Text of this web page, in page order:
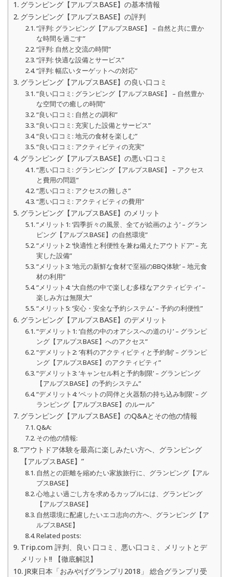
グランピング【アルプスBASE】の基本情報
グランピング【アルプスBASE】の評判
“評判: グランピング【アルプスBASE】 – 自然と共に豊か
な時間を過ごす”
“評判: 自然と交流の時間”
“評判: 快適な設備とサービス”
“評判: 幅広いターゲットへの対応”
グランピング【アルプスBASE】の良い口コミ
“良い口コミ: グランピング【アルプスBASE】 – 自然豊か
な空間での癒しの時間”
“良い口コミ: 自然との調和”
“良い口コミ: 充実した設備とサービス”
“良い口コミ: 地元の食材を楽しむ”
“良い口コミ: アクティビティの充実”
グランピング【アルプスBASE】の悪い口コミ
“悪い口コミ: グランピング【アルプスBASE】 – アクセス
と費用の問題”
“悪い口コミ: アクセスの難しさ”
“悪い口コミ: アクティビティの費用”
グランピング【アルプスBASE】のメリット
“メリット1: ‘四季折々の風景、全てが絵画のよう’ – グラン
ピング【アルプスBASE】の自然環境”
“メリット2: ‘快適性と利便性を兼ね備えたアウトドア’ – 充
実した設備”
“メリット3: ‘地元の新鮮な食材で至福のBBQ体験’ – 地元食
材の利用”
“メリット4: ‘大自然の中で楽しむ多様なアクティビティ’ –
楽しみ方は無限大”
“メリット5: ‘安心・安全な予約システム’ – 予約の利便性”
グランピング【アルプスBASE】のデメリット
“デメリット1: ‘自然の中のオアシスへの道のり’ – グランピ
ング【アルプスBASE】へのアクセス”
“デメリット2: ‘有料のアクティビティと予約制’ – グランピ
ング【アルプスBASE】のアクティビティ”
“デメリット3: ‘キャンセル料と予約制限’ – グランピング
【アルプスBASE】の予約システム”
“デメリット4: ‘ペットの同伴と火器類の持ち込み制限’ – グ
ランピング【アルプスBASE】のルール”
グランピング【アルプスBASE】のQ&Aとその他の情報
Q&A:
その他の情報:
“アウトドア体験を最高に楽しみたい方へ、グランピング
【アルプスBASE】”
自然との距離を縮めたい家族旅行に、グランピング【アル
プスBASE】
心地よい過ごし方を求めるカップルには、グランピング
【アルプスBASE】
自然環境に配慮したいエコ志向の方へ、グランピング【ア
ルプスBASE】
Related posts:
Trip.com 評判、良い 口コミ、悪い口コミ、メリットとデ
メリット!! 【徹底解説】
JR東日本「おみやげグランプリ2018」 総合グランプリ受